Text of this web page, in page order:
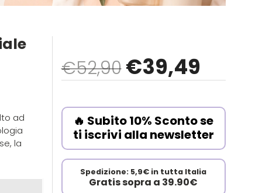
ad
la
€52,90 €39,49
🔥 Subito 10% Sconto se
ti iscrivi alla newsletter
Spedizione: 5,9€ in tutta Italia
Gratis sopra a 39.90€